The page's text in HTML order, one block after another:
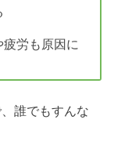
労も原因に
誰でもすんな